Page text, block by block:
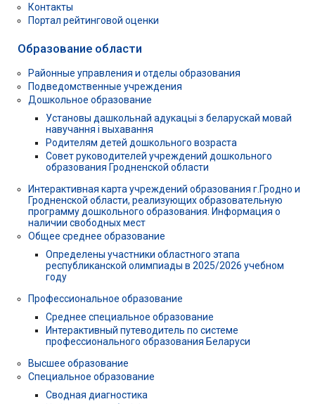
Контакты
Портал рейтинговой оценки
Образование области
Районные управления и отделы образования
Подведомственные учреждения
Дошкольное образование
Установы дашкольнай адукацыі з беларускай мовай
навучання і выхавання
Родителям детей дошкольного возраста
Совет руководителей учреждений дошкольного
образования Гродненской области
Интерактивная карта учреждений образования г.Гродно и
Гродненской области, реализующих образовательную
программу дошкольного образования. Информация о
наличии свободных мест
Общее среднее образование
Определены участники областного этапа
республиканской олимпиады в 2025/2026 учебном
году
Профессиональное образование
Среднее специальное образование
Интерактивный путеводитель по системе
профессионального образования Беларуси
Высшее образование
Специальное образование
Сводная диагностика